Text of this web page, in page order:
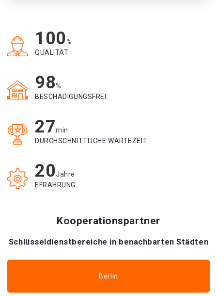
100%
QUALITÄT
98%
BESCHÄDIGUNGSFREI
27min
DURCHSCHNITTLICHE WARTEZEIT
20Jahre
EFRAHRUNG
Kooperationspartner
Schlüsseldienstbereiche in benachbarten Städten
Berlin